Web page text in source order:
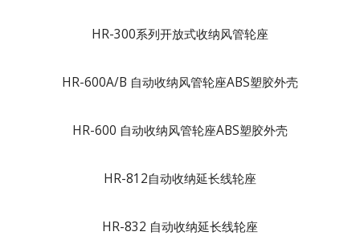
HR-300系列开放式收纳风管轮座
HR-600A/B 自动收纳风管轮座ABS塑胶外壳
HR-600 自动收纳风管轮座ABS塑胶外壳
HR-812自动收纳延长线轮座
HR-832 自动收纳延长线轮座